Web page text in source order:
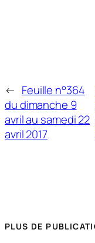
← Feuille n°364
du dimanche 9
avril au samedi 22
avril 2017
PLUS DE